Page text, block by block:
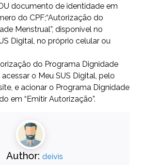
documento de identidade em
do CPF;“Autorização do
Menstrual”, disponível no
Digital, no próprio celular ou
do Programa Dignidade
acessar o Meu SUS Digital, pelo
e acionar o Programa Dignidade
em “Emitir Autorização”.
Author: deivis